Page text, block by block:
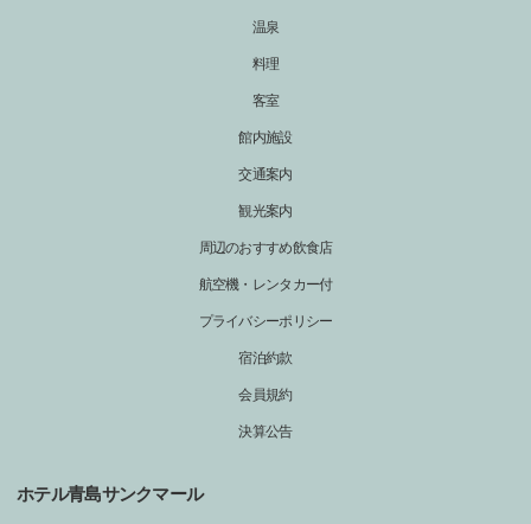
温泉
料理
客室
館内施設
交通案内
観光案内
周辺のおすすめ飲食店
航空機・レンタカー付
プライバシーポリシー
宿泊約款
会員規約
決算公告
ホテル青島サンクマール